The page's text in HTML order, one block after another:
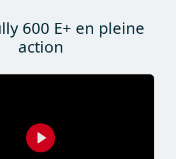
600 E+ en pleine
action
Play